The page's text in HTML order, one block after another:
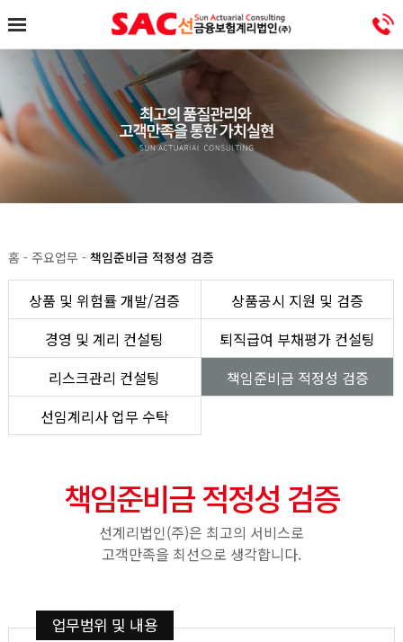
홈 - 주요업무 - 책임준비금 적정성 검증
상품 및 위험률 개발/검증
상품공시 지원 및 검증
경영 및 계리 컨설팅
퇴직급여 부채평가 컨설팅
리스크관리 컨설팅
책임준비금 적정성 검증
선임계리사 업무 수탁
책임준비금 적정성 검증
선계리법인(주)은 최고의 서비스로
고객만족을 최선으로 생각합니다.
업무범위 및 내용